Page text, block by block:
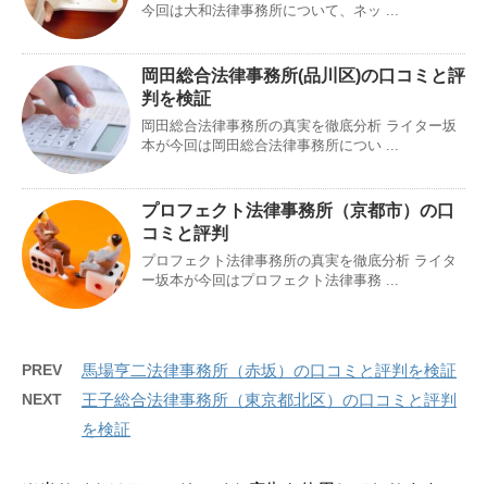
今回は大和法律事務所について、ネッ ...
岡田総合法律事務所(品川区)の口コミと評
判を検証
岡田総合法律事務所の真実を徹底分析 ライター坂
本が今回は岡田総合法律事務所につい ...
プロフェクト法律事務所（京都市）の口
コミと評判
プロフェクト法律事務所の真実を徹底分析 ライタ
ー坂本が今回はプロフェクト法律事務 ...
PREV 馬場亨二法律事務所（赤坂）の口コミと評判を検証
NEXT
王子総合法律事務所（東京都北区）の口コミと評判
を検証